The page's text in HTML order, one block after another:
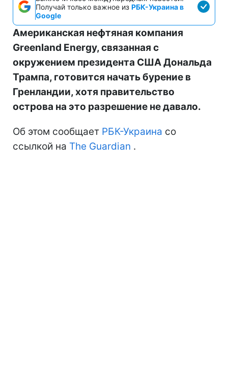
Получай только важное из РБК-Украина в
Google
Американская нефтяная компания
Greenland Energy, связанная с
окружением президента США Дональда
Трампа, готовится начать бурение в
Гренландии, хотя правительство
острова на это разрешение не давало.
Об этом сообщает РБК-Украина со
ссылкой на The Guardian .